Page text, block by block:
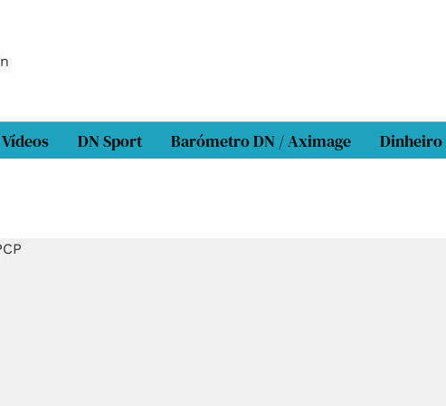
Vídeos DN Sport Barómetro DN / Aximage Dinheiro